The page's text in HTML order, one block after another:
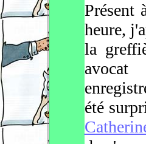
Présent
heure,
la
avocat
été